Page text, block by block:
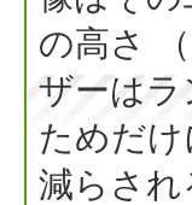
の高さ
ザーは
ためだ
減らさ